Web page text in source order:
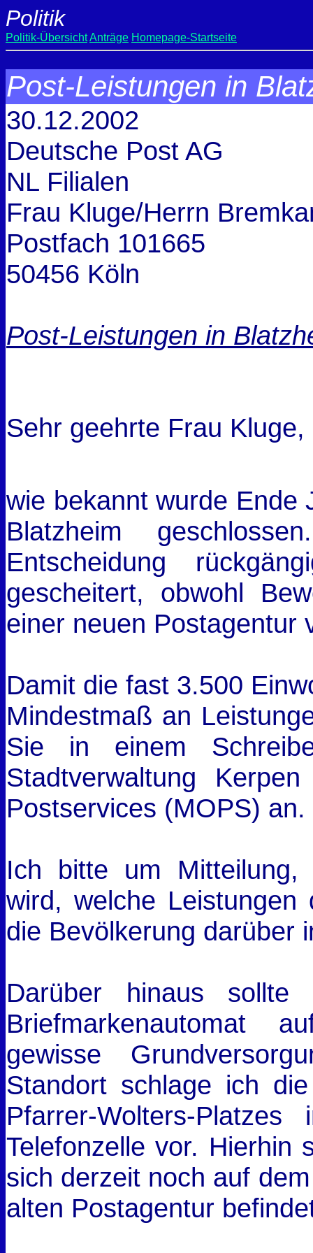
Politik
Politik-ÜbersichtAnträge Homepage-Startseite
Post-Leistungen in
30.12.2002
Deutsche Post AG
NL Filialen
Frau Kluge/Herrn
Postfach 101665
50456 Köln
Post-Leistungen in
Sehr geehrte Frau
wie bekannt wurde Ende
Blatzheim
Entscheidung
gescheitert, obwohl
einer neuen Postagentur
Damit die fast 3.500
Mindestmaß an
Sie in einem
Stadtverwaltung
Postservices (MOPS) an.
Ich bitte um Mitteilung,
wird, welche
die Bevölkerung darüber
Darüber hinaus
Briefmarkenautomat
gewisse
Standort schlage ich
Pfarrer-Wolters-
Telefonzelle vor. Hierhin
sich derzeit noch auf
alten Postagentur